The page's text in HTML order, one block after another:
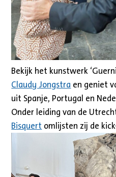
Bekijk het kunstwerk
Claudy Jongstra en geniet
uit Spanje, Portugal en
Onder leiding van de
Bisquert omlijsten zij de